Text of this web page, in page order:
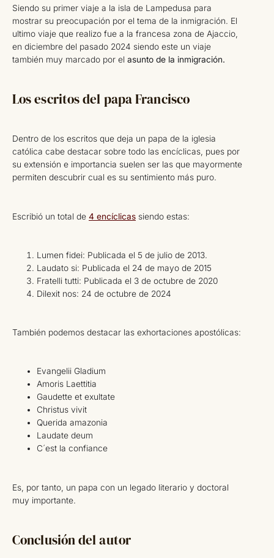
Siendo su primer viaje a la isla de Lampedusa para
mostrar su preocupación por el tema de la inmigración. El
ultimo viaje que realizo fue a la francesa zona de Ajaccio,
en diciembre del pasado 2024 siendo este un viaje
también muy marcado por el asunto de la inmigración.
Los escritos del papa Francisco
Dentro de los escritos que deja un papa de la iglesia
católica cabe destacar sobre todo las encíclicas, pues por
su extensión e importancia suelen ser las que mayormente
permiten descubrir cual es su sentimiento más puro.
Escribió un total de 4 encíclicas siendo estas:
Lumen fidei: Publicada el 5 de julio de 2013.
Laudato si: Publicada el 24 de mayo de 2015
Fratelli tutti: Publicada el 3 de octubre de 2020
Dilexit nos: 24 de octubre de 2024
También podemos destacar las exhortaciones apostólicas:
Evangelii Gladium
Amoris Laettitia
Gaudette et exultate
Christus vivit
Querida amazonia
Laudate deum
C´est la confiance
Es, por tanto, un papa con un legado literario y doctoral
muy importante.
Conclusión del autor